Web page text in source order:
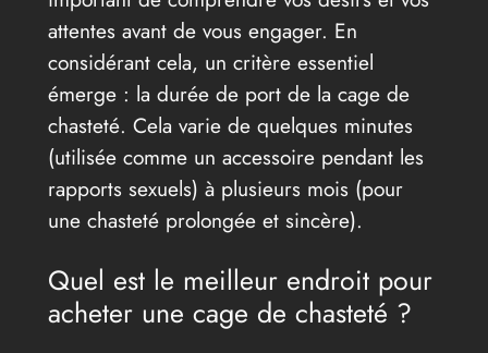
attentes avant de vous engager. En
considérant cela, un critère essentiel
émerge : la durée de port de la cage de
chasteté. Cela varie de quelques minutes
(utilisée comme un accessoire pendant les
rapports sexuels) à plusieurs mois (pour
une chasteté prolongée et sincère).
Quel est le meilleur endroit pour
acheter une cage de chasteté ?